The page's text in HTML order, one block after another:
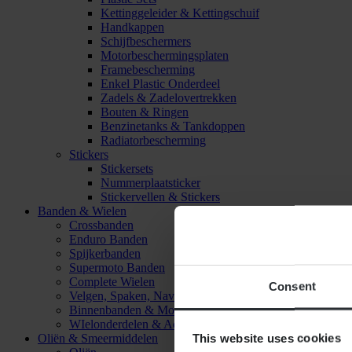
Consent
This website uses cookies
Kettinggeleider & Kettingschuif
Handkappen
Schijfbeschermers
Motorbeschermingsplaten
Framebescherming
Enkel Plastic Onderdeel
Zadels & Zadelovertrekken
Bouten & Ringen
Benzinetanks & Tankdoppen
Radiatorbescherming
Stickers
Stickersets
Nummerplaatsticker
Stickervellen & Stickers
Banden & Wielen
Crossbanden
Enduro Banden
Spijkerbanden
Supermoto Banden
Complete Wielen
Velgen, Spaken, Naven & Lagers
Binnenbanden & Mousses
WIelonderdelen & Accessoires
Oliën & Smeermiddelen